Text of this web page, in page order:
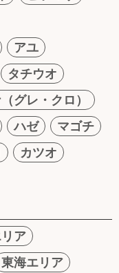
アユ
タチウオ
グレ・クロ）
ハゼ
マゴチ
カツオ
ア
東海エリア